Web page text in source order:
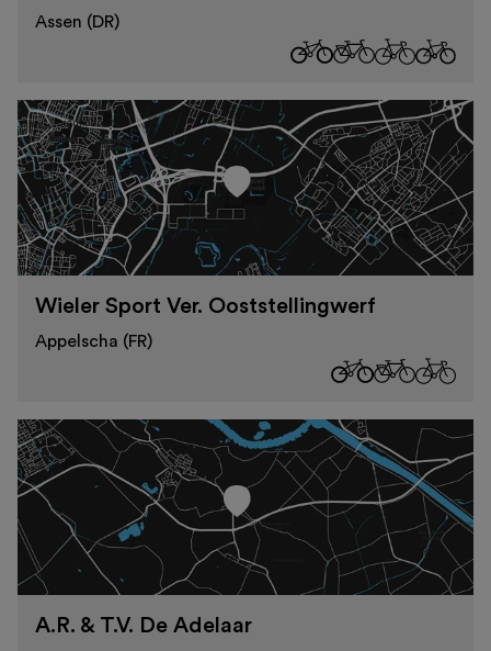
Assen (DR)
Wieler Sport Ver. Ooststellingwerf
Appelscha (FR)
A.R. & T.V. De Adelaar